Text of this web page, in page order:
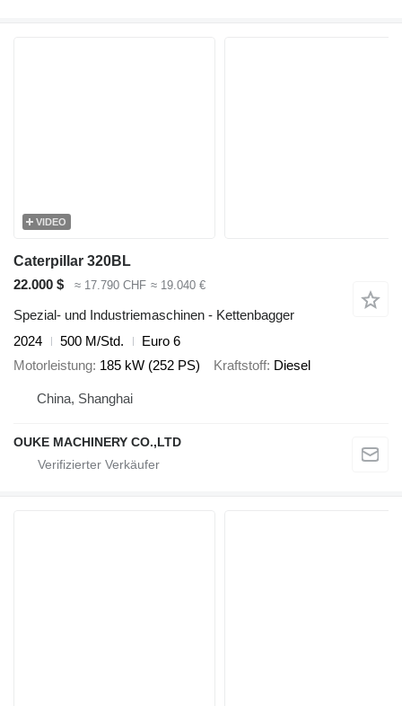
VIDEO
Caterpillar 320BL
22.000 $
≈ 17.790 CHF ≈ 19.040 €
Spezial- und Industriemaschinen - Kettenbagger
2024
500 M/Std.
Euro 6
Motorleistung 185 kW (252 PS) Kraftstoff Diesel
China, Shanghai
OUKE MACHINERY CO.,LTD